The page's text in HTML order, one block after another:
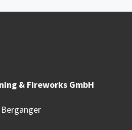
& Fireworks GmbH